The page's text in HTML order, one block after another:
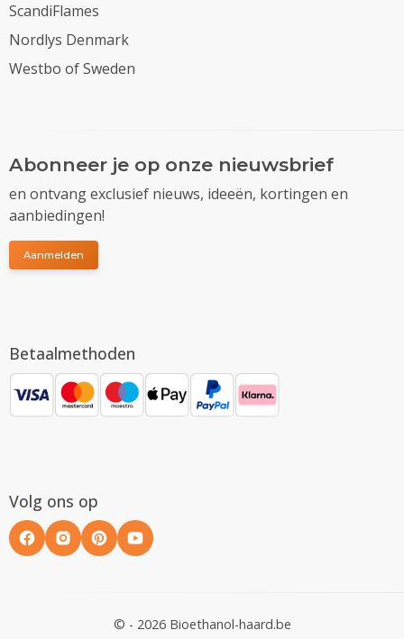
ScandiFlames
Nordlys Denmark
Westbo of Sweden
Abonneer je op onze nieuwsbrief
en ontvang exclusief nieuws, ideeën, kortingen en
aanbiedingen!
Aanmelden
Betaalmethoden
Volg ons op
© - 2026 Bioethanol-haard.be